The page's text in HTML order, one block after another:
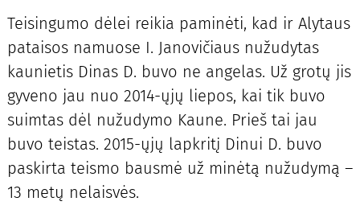
Teisingumo dėlei reikia paminėti, kad ir Alytaus
pataisos namuose I. Janovičiaus nužudytas
kaunietis Dinas D. buvo ne angelas. Už grotų jis
gyveno jau nuo 2014-ųjų liepos, kai tik buvo
suimtas dėl nužudymo Kaune. Prieš tai jau
buvo teistas. 2015-ųjų lapkritį Dinui D. buvo
paskirta teismo bausmė už minėtą nužudymą –
13 metų nelaisvės.